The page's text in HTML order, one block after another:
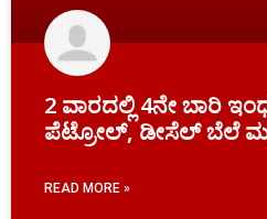
2 ವಾರದಲ್ಲಿ 4ನೇ ಬಾರಿ
ಪೆಟ್ರೋಲ್, ಡೀಸೆಲ್ ಬೆಲೆ
READ MORE »